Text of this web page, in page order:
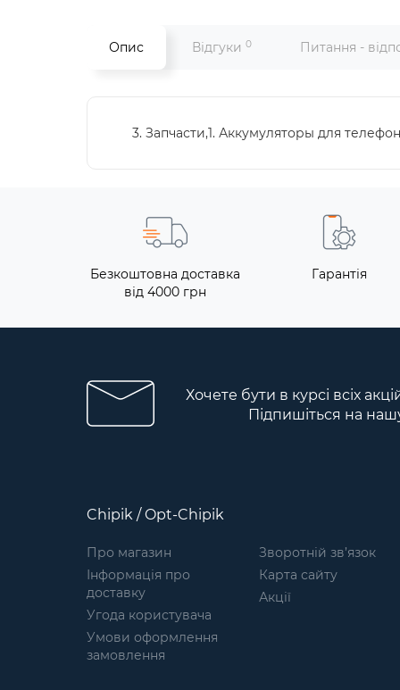
Опис Відгуки 0 Питання -
3. Запчасти,1. Аккумуляторы для
Безкоштовна доставка
від 4000 грн
Гарантія
Хочете бути в курсі всіх
Підпишіться на
Chipik / Opt-Chipik
Про магазин
Інформація про
доставку
Угода користувача
Умови оформлення
замовлення
Зворотній зв’язок
Карта сайту
Акції